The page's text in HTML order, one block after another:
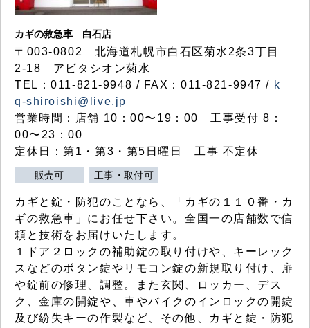
カギの救急車 白石店
〒003-0802 北海道札幌市白石区菊水2条3丁目
2-18 アビタシオン菊水
TEL：011-821-9948 / FAX：011-821-9947 / k
q-shiroishi@live.jp
営業時間：店舗 10：00〜19：00 工事受付 8：
00〜23：00
定休日：第1・第3・第5日曜日 工事 不定休
販売可 工事・取付可
カギと錠・防犯のことなら、「カギの１１０番・カ
ギの救急車」にお任せ下さい。全国一の店舗数で信
頼と技術をお届けいたします。
１ドア２ロックの補助錠の取り付けや、キーレック
スなどのボタン錠やリモコン錠の新規取り付け、扉
や錠前の修理、調整。また玄関、ロッカー、デス
ク、金庫の開錠や、車やバイクのインロックの開錠
及び紛失キーの作製など、その他、カギと錠・防犯